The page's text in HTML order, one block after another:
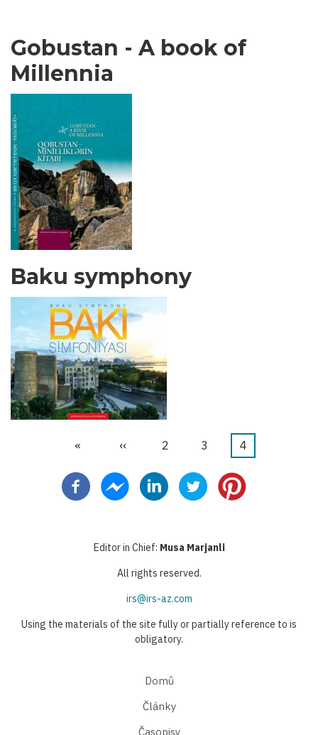
Gobustan - A book of
Millennia
Baku symphony
First
«
Předchozí
‹‹ Stránka
2 Stránka
3
Aktuální
4
Editor in Chief: Musa Marjanli
All rights reserved.
irs@irs-az.com
Using the materials of the site fully or partially reference to is
obligatory.
Domů
Články
Časopisy